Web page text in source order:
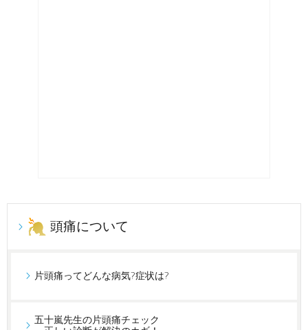
頭痛について
片頭痛ってどんな病気?症状は?
五十嵐先生の片頭痛チェック